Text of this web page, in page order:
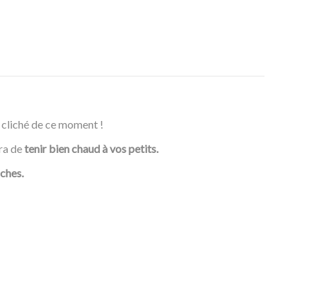
de ce moment !
detenir bien chaud à vos petits.